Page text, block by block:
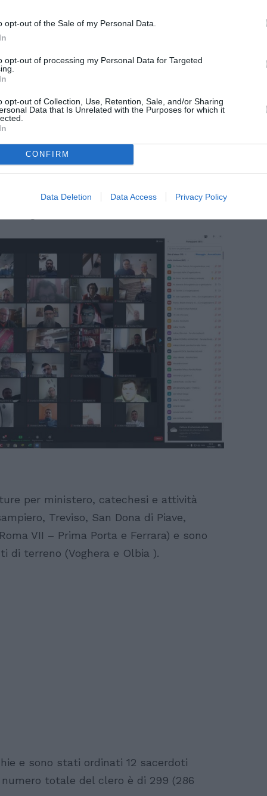
opt-out of the Sale of my Personal Data.
opt-out of processing my Personal Data for Targeted
opt-out of Collection, Use, Retention, Sale, and/or Sharing
Data that Is Unrelated with the Purposes for which it
CONFIRM
Data Deletion Data Access Privacy Policy
il Vescovo ortodosso romeno in Italia.
dalle autorità sanitarie per la pandemia
è svolto online. Hanno partecipato, tra
in assemblea, alla fine del 2020, lla
contava 279 parrocchie (e altre 11 in
5 monasteri, 2 eremi, 6 cappelle
132 luoghi di servizio (filiali), dove si
religiosi.
per ministero, catechesi e attività
Treviso, San Dona di Piave,
VII – Prima Porta e Ferrara) e sono
di terreno (Voghera e Olbia ).
e sono stati ordinati 12 sacerdoti
totale del clero è di 299 (286